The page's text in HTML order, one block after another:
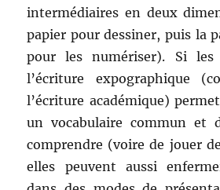
intermédiaires en deux
papier pour dessiner, puis la
pour les numériser). Si les
l’écriture expographique
l’écriture académique)
un vocabulaire commun et
comprendre (voire de jouer
elles peuvent aussi